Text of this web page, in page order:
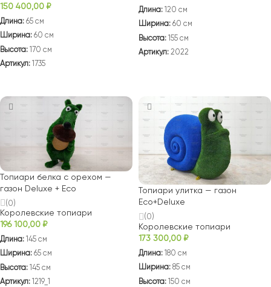
150 400,00₽
Длина: 65 см
Ширина: 60 см
Высота: 170 см
Артикул: 1735
Длина: 120 см
Ширина: 60 см
Высота: 155 см
Артикул: 2022
Топиари белка с орехом —
газон Deluxe + Eco
(0)
Королевские топиари
196 100,00₽
Длина: 145 см
Ширина: 65 см
Высота: 145 см
Артикул: 1219_1
Топиари улитка — газон
Eco+Deluxe
(0)
Королевские топиари
173 300,00₽
Длина: 180 см
Ширина: 85 см
Высота: 150 см